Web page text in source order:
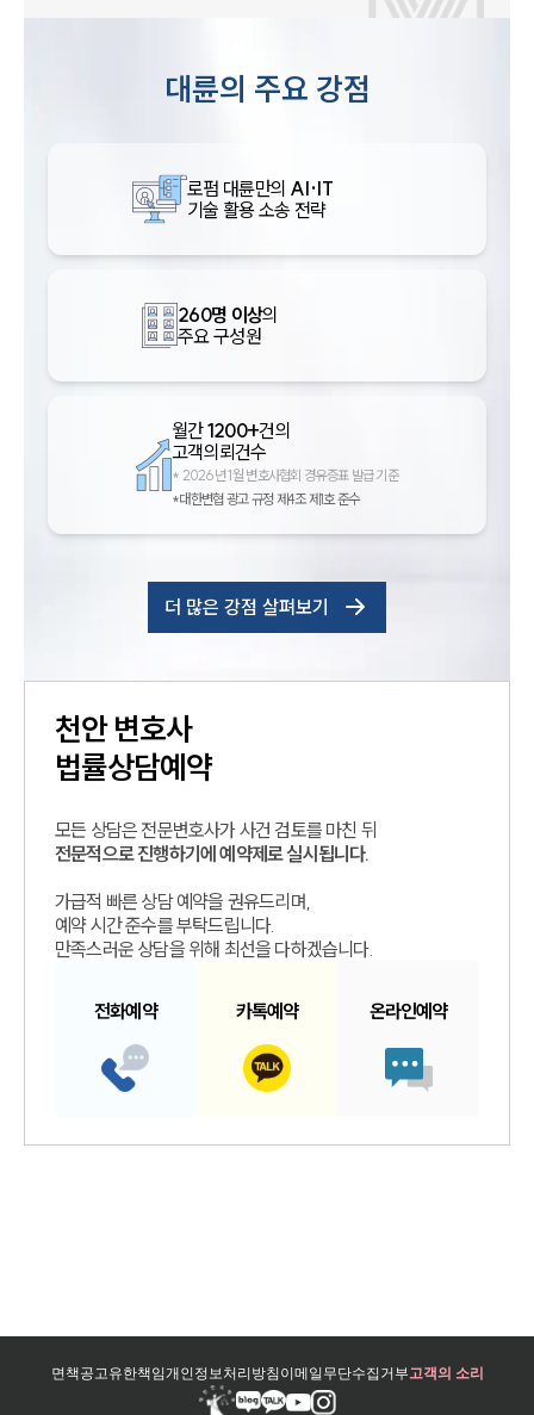
대륜의 주요 강점
로펌 대륜만의 AI·IT
기술 활용 소송 전략
260명 이상의
주요 구성원
월간1200+건의
고객의뢰건수
* 2026년 1월 변호사협회 경유증표 발급 기준
*대한변협 광고 규정 제4조 제1호 준수
더 많은 강점 살펴보기
천안변호사
법률상담예약
모든 상담은 전문변호사가 사건 검토를 마친 뒤
전문적으로 진행하기에 예약제로 실시됩니다.
가급적 빠른 상담 예약을 권유드리며,
예약 시간 준수를 부탁드립니다.
만족스러운 상담을 위해 최선을 다하겠습니다.
전화예약 카톡예약 온라인예약
면책공고유한책임개인정보처리방침이메일무단수집거부고객의 소리